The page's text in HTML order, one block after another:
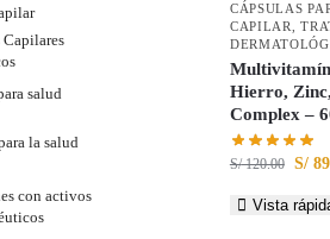
CÁPSULAS
CAPILAR,
Hierro,
Complex –
S/120.00 S/
Vista
salud
la salud
con activos